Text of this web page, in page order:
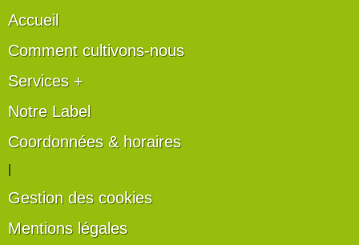
Accueil
Comment cultivons-nous
Services +
Notre Label
Coordonnées & horaires
Gestion des cookies
Mentions légales